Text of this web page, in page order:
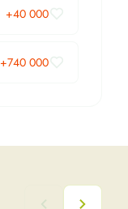
+40 000
+740 000